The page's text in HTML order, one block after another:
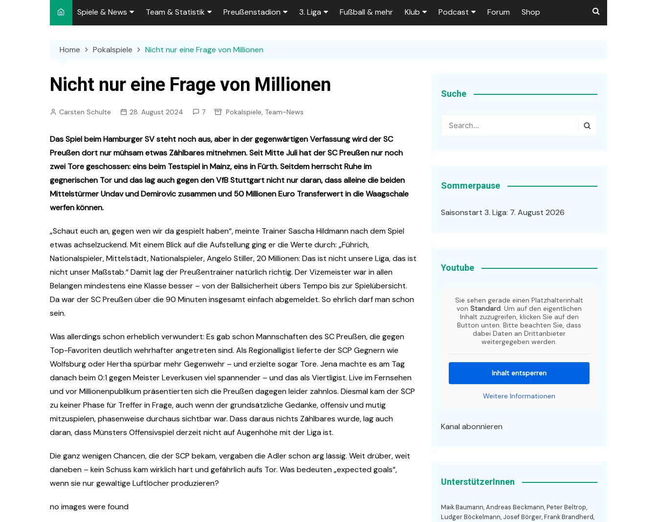
Spiele & News
Team-News
Punktspiele
Testspiele
Archiv
Spielplan 2025/2026
Team & Statistik
Sperren und Ausfälle
Zuschauer-Statistik
Preußen-Bilanz
„Kicker“ Elf des Tages
Ewige Tabellen
DFB-Strafen
Preußenstadion
Fragen und Antworten
Stadionumbau ab 2025
Stadion-Meilensteine
Das aktuelle
Preußenstadion
Zuschauerkapazität
3. Liga
Rahmentermine
Stadien und Klubs
Fußball & mehr Klub
Ex-Preußen
Podcast Forum Shop
Home Pokalspiele Nicht nur eine Frage von Millionen
Nicht nur eine Frage von Millionen
Carsten Schulte 28. August 2024 7 Pokalspiele, Team-News
Das Spiel beim Hamburger SV steht noch aus, aber in der gegenwärtigen Verfassung wird der SC
Preußen dort nur mühsam etwas Zählbares mitnehmen. Seit Mitte Juli hat der SC Preußen nur noch
zwei Tore geschossen: eins beim Testspiel in Mainz, eins in Fürth. Seitdem herrscht Ruhe im
gegnerischen Tor und das lag auch gegen den VfB Stuttgart nicht nur daran, dass alleine die beiden
Mittelstürmer Undav und Demirovic zusammen und 50 Millionen Euro Transferwert in die Waagschale
werfen können.
„Schaut euch an, gegen wen wir da gespielt haben“, meinte Trainer Sascha Hildmann nach dem Spiel
etwas achselzuckend. Mit einem Blick auf die Aufstellung ging er die Werte durch: „Führich,
Nationalspieler, Mittelstädt, Nationalspieler, Angelo Stiller, 20 Millionen: Das ist nicht unsere Liga, das ist
nicht unser Maßstab.“ Damit lag der Preußentrainer natürlich richtig. Der Vizemeister war in allen
Belangen mindestens eine Klasse besser – von der Ballsicherheit übers Tempo bis zur Spielübersicht.
Da war der SC Preußen über die 90 Minuten insgesamt einfach abgemeldet. So ehrlich darf man schon
sein.
Was allerdings schon erheblich verwundert: Es gab schon Mannschaften des SC Preußen, die gegen
Top-Favoriten deutlich wehrhafter angetreten sind. Als Regionalligist lieferte der SCP Gegnern wie
Wolfsburg oder Hertha spürbar mehr Gegenwehr – und erzielte sogar Tore. Jena machte es am Tag
danach beim 0:1 gegen Meister Leverkusen viel spannender – und das als Viertligist. Live im Fernsehen
und vor Millionenpublikum präsentierten sich die Preußen dagegen leider zahnlos. Diesmal kam der SCP
zu keiner Phase für Treffer in Frage, auch wenn der grundsätzliche Gedanke, offensiv und mutig
mitzuspielen, phasenweise durchaus sichtbar war. Dass daraus nichts Zählbares wurde, lag auch
daran, dass Münsters Offensivspiel derzeit nicht auf Augenhöhe mit der Liga ist.
Die ganz wenigen Chancen, die der SCP bekam, vergaben die Adler schon arg lässig. Weit drüber, weit
daneben – kein Schuss kam wirklich hart und gefährlich aufs Tor. Was bedeuten „expected goals“,
wenn sie nur gewaltige Luftlöcher produzieren?
no images were found
Suche
Sommerpause
Saisonstart 3. Liga: 7. August 2026
Youtube
Sie sehen gerade einen Platzhalterinhalt
von Standard. Um auf den eigentlichen
Inhalt zuzugreifen, klicken Sie auf den
Button unten. Bitte beachten Sie, dass
dabei Daten an Drittanbieter
weitergegeben werden.
Inhalt entsperren
Weitere Informationen
Kanal abonnieren
UnterstützerInnen
Maik Baumann, Andreas Beckmann, Peter Beltrop,
Ludger Böckelmann, Josef Börger, Frank Brandherd,